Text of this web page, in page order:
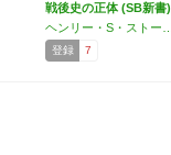
戦後史の正体 (SB新書)
登録 7